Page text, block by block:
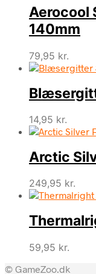
Aerocool
140mm
79,95 kr.
14,95 kr.
Arctic
249,95 kr.
59,95 kr.
© GameZoo.dk